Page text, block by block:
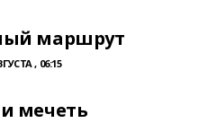
маршрут
, 06:15
мечеть